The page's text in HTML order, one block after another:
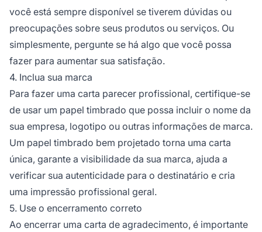
você está sempre disponível se tiverem dúvidas ou
preocupações sobre seus produtos ou serviços. Ou
simplesmente, pergunte se há algo que você possa
fazer para aumentar sua satisfação.
4. Inclua sua marca
Para fazer uma carta parecer profissional, certifique-se
de usar um papel timbrado que possa incluir o nome da
sua empresa, logotipo ou outras informações de marca.
Um papel timbrado bem projetado torna uma carta
única, garante a visibilidade da sua marca, ajuda a
verificar sua autenticidade para o destinatário e cria
uma impressão profissional geral.
5. Use o encerramento correto
Ao encerrar uma carta de agradecimento, é importante